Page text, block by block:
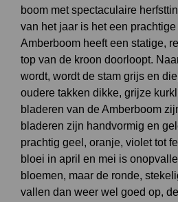
boom met spectaculaire
van het jaar is het een
Amberboom heeft een statige,
top van de kroon doorloopt.
wordt, wordt de stam grijs en
oudere takken dikke, grijze
bladeren van de Amberboom
bladeren zijn handvormig en
prachtig geel, oranje, violet tot
bloei in april en mei is
bloemen, maar de ronde,
vallen dan weer wel goed op,